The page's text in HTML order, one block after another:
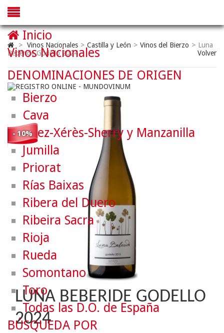
> Vinos Nacionales > Castilla y León > Vinos del Bierzo > Luna
Beberide Godello 2024
Volver
- 10%
LUNA BEBERIDE GODELLO
2024
Inicio
Vinos Nacionales
DENOMINACIONES DE ORIGEN
Bierzo
Cava
Jerez-Xérès-Sherry y Manzanilla
Jumilla
Priorat
Rías Baixas
Ribera del Duero
Ribeira Sacra
Rioja
Rueda
Somontano
Toro
Todas las D.O. de España
BÚSQUEDA POR